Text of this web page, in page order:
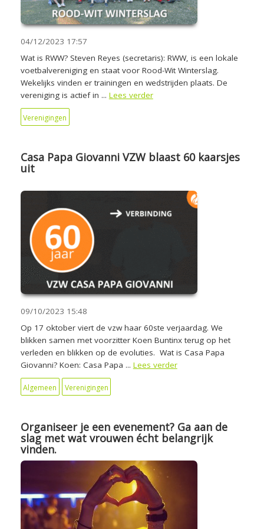
04/12/2023 17:57
Wat is RWW? Steven Reyes (secretaris): RWW, is een lokale
voetbalvereniging en staat voor Rood-Wit Winterslag.
Wekelijks vinden er trainingen en wedstrijden plaats. De
vereniging is actief in ... Lees verder
Verenigingen
Casa Papa Giovanni VZW blaast 60 kaarsjes
uit
09/10/2023 15:48
Op 17 oktober viert de vzw haar 60ste verjaardag. We
blikken samen met voorzitter Koen Buntinx terug op het
verleden en blikken op de evoluties. Wat is Casa Papa
Giovanni? Koen: Casa Papa ... Lees verder
Algemeen Verenigingen
Organiseer je een evenement? Ga aan de
slag met wat vrouwen écht belangrijk
vinden.